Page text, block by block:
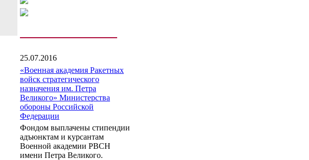
25.07.2016
«Военная академия Ракетных
войск стратегического
назначения им. Петра
Великого» Министерства
обороны Российской
Федерации
Фондом выплачены стипендии
адъюнктам и курсантам
Военной академии РВСН
имени Петра Великого.